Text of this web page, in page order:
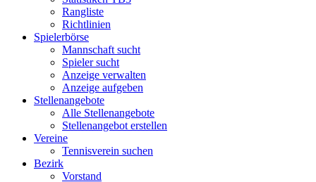
Rangliste
Richtlinien
Spielerbörse
Mannschaft sucht
Spieler sucht
Anzeige verwalten
Anzeige aufgeben
Stellenangebote
Alle Stellenangebote
Stellenangebot erstellen
Vereine
Tennisverein suchen
Bezirk
Vorstand